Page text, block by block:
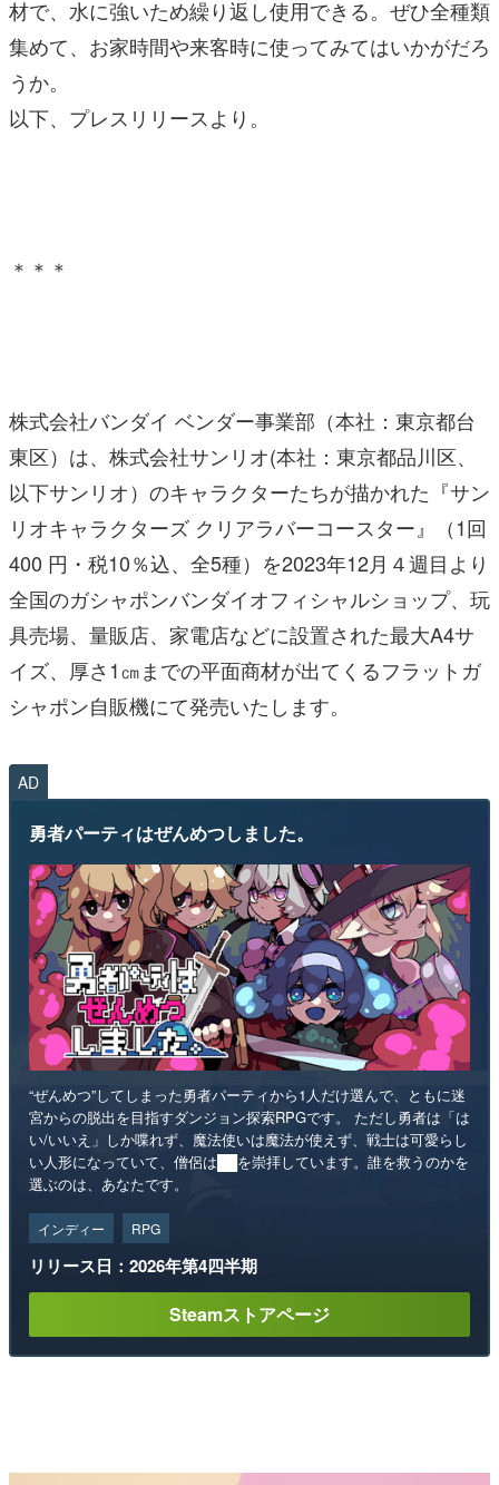
材で、水に強いため繰り返し使用できる。ぜひ全種類
集めて、お家時間や来客時に使ってみてはいかがだろ
うか。
以下、プレスリリースより。
＊＊＊
株式会社バンダイ ベンダー事業部（本社：東京都台
東区）は、株式会社サンリオ(本社：東京都品川区、
以下サンリオ）のキャラクターたちが描かれた『サン
リオキャラクターズ クリアラバーコースター』（1回
400 円・税10％込、全5種）を2023年12月４週目より
全国のガシャポンバンダイオフィシャルショップ、玩
具売場、量販店、家電店などに設置された最大A4サ
イズ、厚さ1㎝までの平面商材が出てくるフラットガ
シャポン自販機にて発売いたします。
AD
勇者パーティはぜんめつしました。
“ぜんめつ”してしまった勇者パーティから1人だけ選んで、ともに迷
宮からの脱出を目指すダンジョン探索RPGです。 ただし勇者は「は
い/いいえ」しか喋れず、魔法使いは魔法が使えず、戦士は可愛らし
い人形になっていて、僧侶は██を崇拝しています。誰を救うのかを
選ぶのは、あなたです。
インディー RPG
リリース日：2026年第4四半期
Steamストアページ